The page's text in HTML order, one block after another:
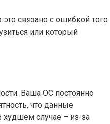
связано с ошибкой того
или который
Ваша ОС постоянно
что данные
худшем случае – из-за